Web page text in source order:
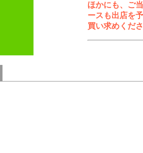
ほかにも、ご
ースも出店を
買い求めくださ